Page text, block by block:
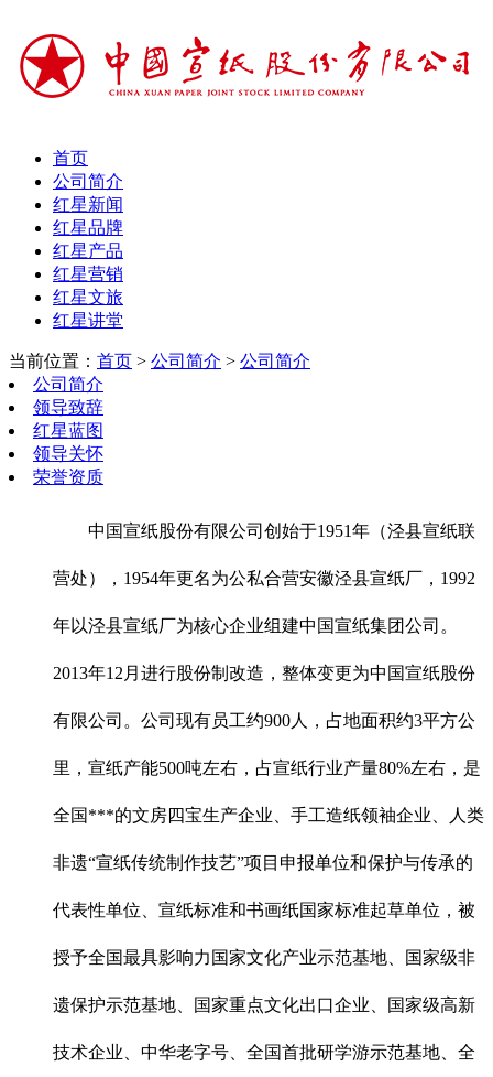
首页
公司简介
红星新闻
红星品牌
红星产品
红星营销
红星文旅
红星讲堂
当前位置： 首页 > 公司简介 > 公司简介
公司简介
领导致辞
红星蓝图
领导关怀
荣誉资质
中国宣纸股份有限公司创始于1951年（泾县宣纸联
营处），1954年更名为公私合营安徽泾县宣纸厂，1992
年以泾县宣纸厂为核心企业组建中国宣纸集团公司。
2013年12月进行股份制改造，整体变更为中国宣纸股份
有限公司。公司现有员工约900人，占地面积约3平方公
里，宣纸产能500吨左右，占宣纸行业产量80%左右，是
全国***的文房四宝生产企业、手工造纸领袖企业、人类
非遗“宣纸传统制作技艺”项目申报单位和保护与传承的
代表性单位、宣纸标准和书画纸国家标准起草单位，被
授予全国最具影响力国家文化产业示范基地、国家级非
遗保护示范基地、国家重点文化出口企业、国家级高新
技术企业、中华老字号、全国首批研学游示范基地、全